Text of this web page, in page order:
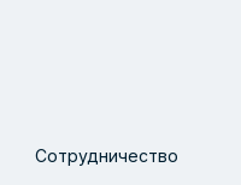
Сотрудничество